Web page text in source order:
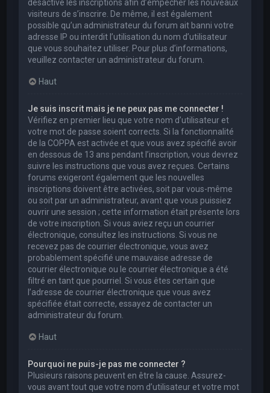
désactivé les inscriptions afin d’empêcher les nouveaux
visiteurs de s’inscrire. De même, il est également
possible qu’un administrateur du forum ait banni votre
adresse IP ou interdit l’utilisation du nom d’utilisateur
que vous souhaitez utiliser. Pour plus d’informations,
veuillez contacter un administrateur du forum.
Haut
Je suis inscrit mais je ne peux pas me connecter !
Vérifiez en premier lieu que votre nom d’utilisateur et
votre mot de passe soient corrects. Si la fonctionnalité
de la COPPA est activée et que vous avez spécifié avoir
en dessous de 13 ans pendant l’inscription, vous devrez
suivre les instructions que vous avez reçues. Certains
forums exigeront également que les nouvelles
inscriptions doivent être activées, soit par vous-même
ou soit par un administrateur, avant que vous puissiez
ouvrir une session ; cette information était présente lors
de votre inscription. Si vous aviez reçu un courrier
électronique, consultez les instructions. Si vous ne
recevez pas de courrier électronique, vous avez
probablement spécifié une mauvaise adresse de
courrier électronique ou le courrier électronique a été
filtré en tant que pourriel. Si vous êtes certain que
l’adresse de courrier électronique que vous avez
spécifiée était correcte, essayez de contacter un
administrateur du forum.
Haut
Pourquoi ne puis-je pas me connecter ?
Plusieurs raisons peuvent en être la cause. Assurez-
vous avant tout que votre nom d’utilisateur et votre mot